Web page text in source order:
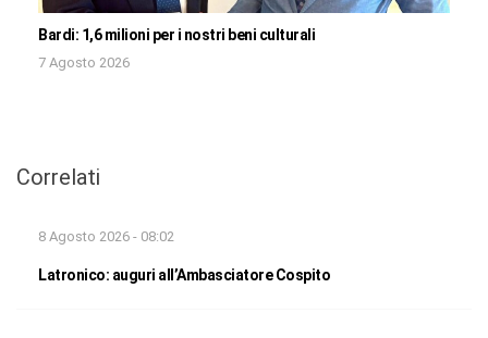
Bardi: 1,6 milioni per i nostri beni culturali
7 Agosto 2026
Correlati
8 Agosto 2026 - 08:02
Latronico: auguri all’Ambasciatore Cospito